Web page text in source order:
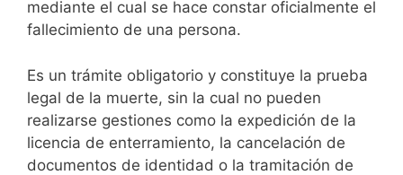
mediante el cual se hace constar oficialmente el
fallecimiento de una persona.
Es un trámite obligatorio y constituye la prueba
legal de la muerte, sin la cual no pueden
realizarse gestiones como la expedición de la
licencia de enterramiento, la cancelación de
documentos de identidad o la tramitación de